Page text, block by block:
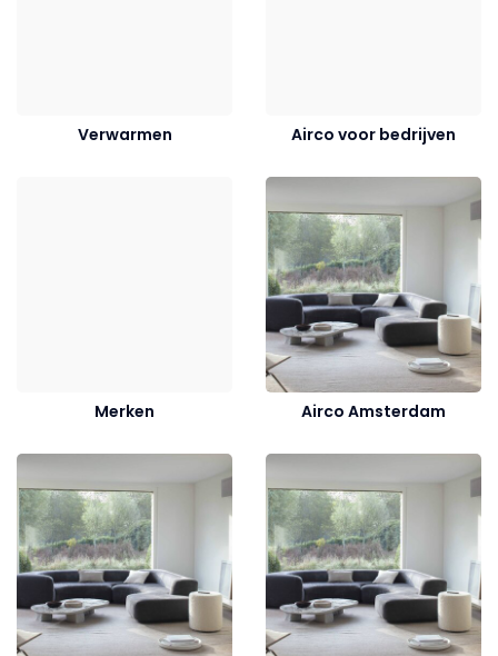
Verwarmen Airco voor bedrijven
Merken Airco Amsterdam